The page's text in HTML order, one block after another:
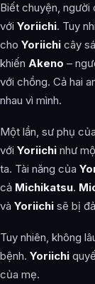
Biết chuyện, người
với Yoriichi. Tuy
cho Yoriichi cây
khiến Akeno –
với chồng. Cả hai
nhau vì mình.
Một lần, sư phụ của
với Yoriichi như
ta. Tài năng của
cả Michikatsu.
và Yoriichi sẽ bị
Tuy nhiên, không
bệnh. Yoriichi
của mẹ.